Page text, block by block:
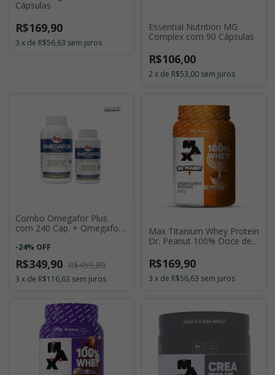
Cápsulas
R$169,90
3 x de R$56,63 sem juros
Essential Nutrition MG
Complex com 90 Cápsulas
R$106,00
2 x de R$53,00 sem juros
Combo Omegafor Plus
com 240 Cap. + Omegafor
-24% OFF
R$349,90 R$459,80
3 x de R$116,63 sem juros
Max Titanium Whey Protein
Dr. Peanut 100% Doce de
R$169,90
3 x de R$56,63 sem juros